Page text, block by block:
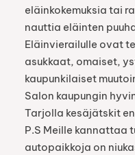
eläinkokemuksia tai
nauttia eläinten
Eläinvierailulle ovat
asukkaat, omaiset,
kaupunkilaiset
Salon kaupungin
Tarjolla kesäjätskit
P.S Meille kannattaa
autopaikkoja on